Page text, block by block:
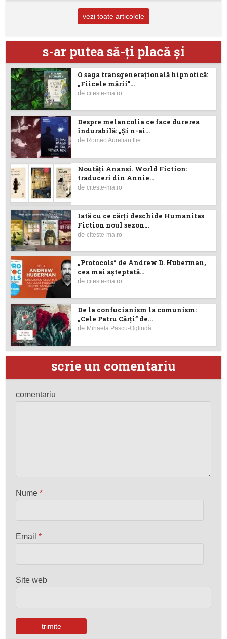
vezi toate articolele
s-ar putea să-ţi placă şi
O saga transgenerațională hipnotică:
„Fiicele mării”...
deciteste-ma.ro
Despre melancolia ce face durerea
îndurabilă: „Și n-ai...
de Romeo Aurelian Ilie
Noutăţi Anansi. World Fiction:
traduceri din Annie...
deciteste-ma.ro
Iată cu ce cărţi deschide Humanitas
Fiction noul sezon...
deciteste-ma.ro
„Protocols“ de Andrew D. Huberman,
cea mai așteptată...
deciteste-ma.ro
De la confucianism la comunism:
„Cele Patru Cărți” de...
de Mihaela Pascu-Oglindă
scrie un comentariu
comentariu
Nume*
Email*
Site web